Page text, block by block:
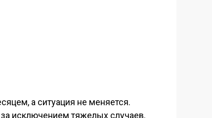
а ситуация не меняется.
за исключением тяжелых случаев.